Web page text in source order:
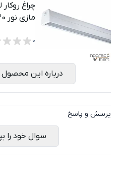
مازی نور 30 درجه
0
درباره این
پرسش و پاسخ
سوال خود را